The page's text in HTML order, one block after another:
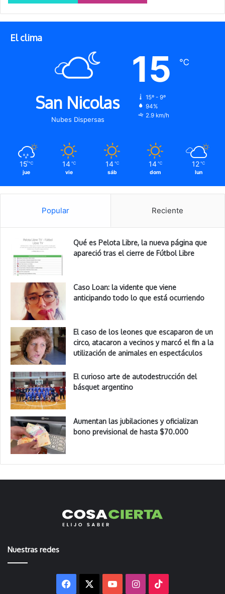
El clima
San Nicolas
Nubes Dispersas
15 ℃
15º - 9º
94%
2.9 km/h
15 ℃
jue
14 ℃
vie
14 ℃
sáb
14 ℃
dom
12 ℃
lun
Popular Reciente
Qué es Pelota Libre, la nueva página que
apareció tras el cierre de Fútbol Libre
Caso Loan: la vidente que viene
anticipando todo lo que está ocurriendo
El caso de los leones que escaparon de un
circo, atacaron a vecinos y marcó el fin a la
utilización de animales en espectáculos
El curioso arte de autodestrucción del
básquet argentino
Aumentan las jubilaciones y oficializan
bono previsional de hasta $70.000
Nuestras redes
Facebook YouTubeInstagram